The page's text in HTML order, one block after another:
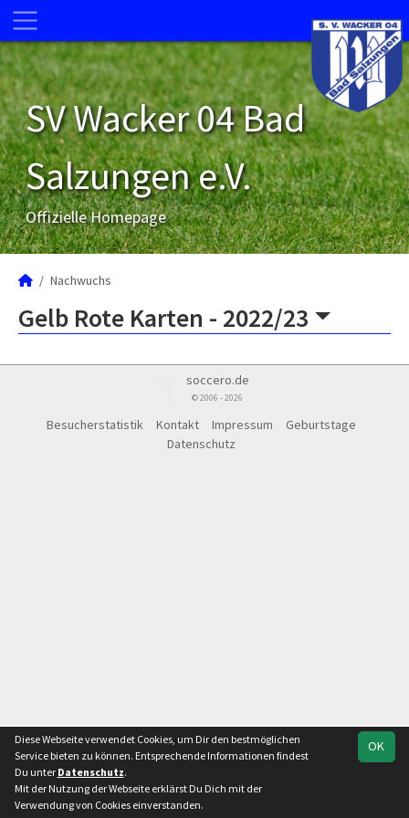
SV Wacker 04 Bad
Salzungen e.V.
Offizielle Homepage
Nachwuchs
Gelb Rote Karten - 2022/23
soccero.de
© 2006 - 2026
Besucherstatistik Kontakt Impressum
Geburtstage
Datenschutz
OK
Diese Webseite verwendet Cookies, um Dir den bestmöglichen
Service bieten zu können. Entsprechende Informationen findest
Du unter Datenschutz.
Mit der Nutzung der Webseite erklärst Du Dich mit der
Verwendung von Cookies einverstanden.